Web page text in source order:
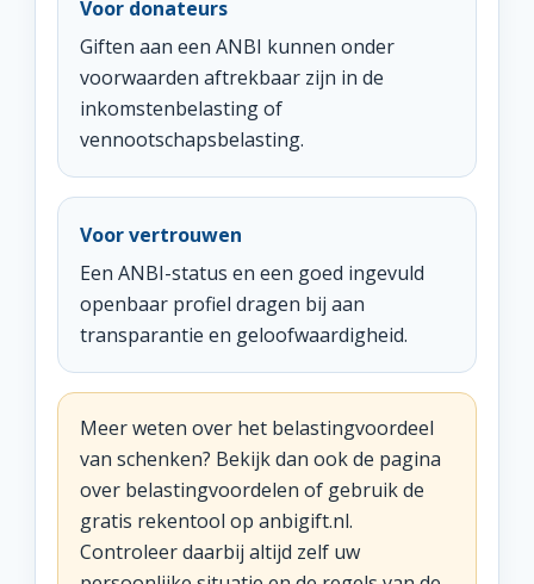
Voor donateurs
Giften aan een ANBI kunnen onder
voorwaarden aftrekbaar zijn in de
inkomstenbelasting of
vennootschapsbelasting.
Voor vertrouwen
Een ANBI-status en een goed ingevuld
openbaar profiel dragen bij aan
transparantie en geloofwaardigheid.
Meer weten over het belastingvoordeel
van schenken? Bekijk dan ook de pagina
over belastingvoordelen of gebruik de
gratis rekentool op anbigift.nl.
Controleer daarbij altijd zelf uw